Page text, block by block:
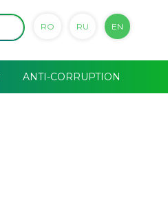
RO RU EN
ANTI-CORRUPTION